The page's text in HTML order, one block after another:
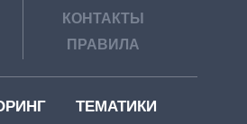
КОНТАКТЫ
ПРАВИЛА
ТЕМАТИКИ